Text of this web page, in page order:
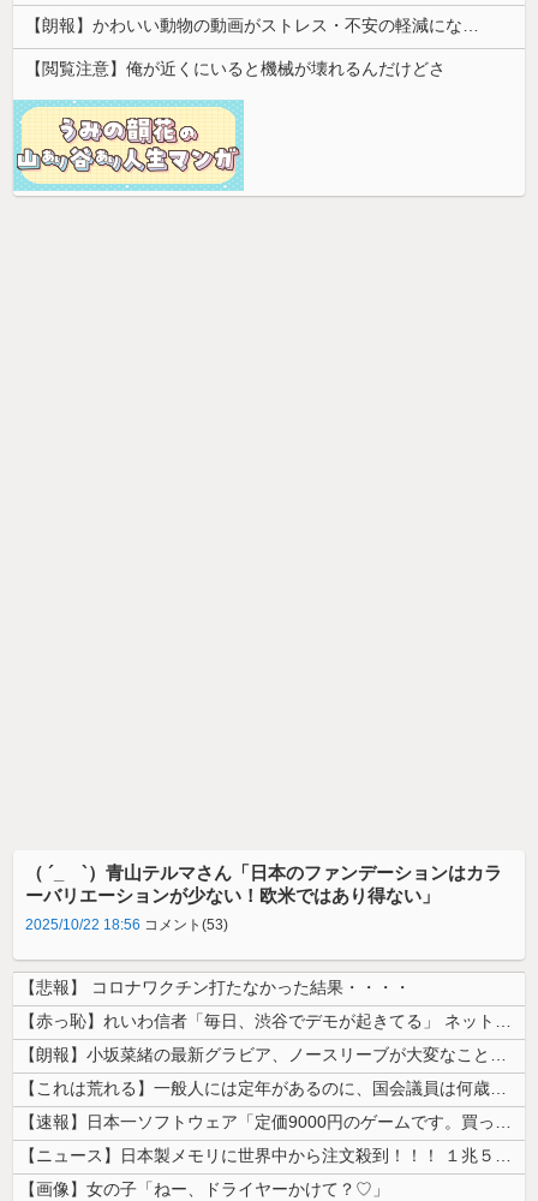
【朗報】かわいい動物の動画がストレス・不安の軽減になる可能性。英大学の研究で実証
【閲覧注意】俺が近くにいると機械が壊れるんだけどさ
（ ´_ゝ`）青山テルマさん「日本のファンデーションはカラ
ーバリエーションが少ない！欧米ではあり得ない」
2025/10/22 18:56 コメント(53)
【悲報】 コロナワクチン打たなかった結果・・・・
【赤っ恥】れいわ信者「毎日、渋谷でデモが起きてる」 ネット「参加者の少...
【朗報】小坂菜緒の最新グラビア、ノースリーブが大変なことになってるって...
【これは荒れる】一般人には定年があるのに、国会議員は何歳まで続けられる...
【速報】日本一ソフトウェア「定価9000円のゲームです。買って下さい。...
【ニュース】日本製メモリに世界中から注文殺到！！！ １兆５０００億円で...
【画像】女の子「ねー、ドライヤーかけて？♡」